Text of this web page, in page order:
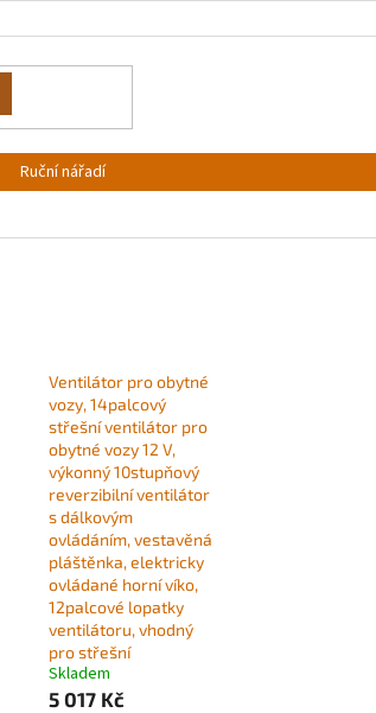
Ruční nářadí
Ventilátor pro obytné
vozy, 14palcový
střešní ventilátor pro
obytné vozy 12 V,
výkonný 10stupňový
reverzibilní ventilátor
s dálkovým
ovládáním, vestavěná
pláštěnka, elektricky
ovládané horní víko,
12palcové lopatky
ventilátoru, vhodný
pro střešní
Skladem
5 017 Kč